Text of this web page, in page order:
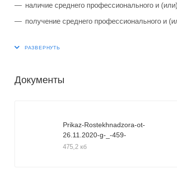
наличие среднего профессионального и
получение среднего профессионального и
Документы
Prikaz-Rostekhnadzora-ot-
26.11.2020-g-_-459-
475,2 кб